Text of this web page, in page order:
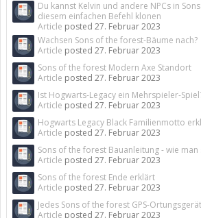
Du kannst Kelvin und andere NPCs in
diesem einfachen Befehl klonen
Article posted 27. Februar 2023
Wachsen Sons of the forest-Bäume nach?
Article posted 27. Februar 2023
Sons of the forest Modern Axe Standort
Article posted 27. Februar 2023
Ist Hogwarts-Legacy ein Mehrspieler-
Article posted 27. Februar 2023
Hogwarts Legacy Black Familienmotto
Article posted 27. Februar 2023
Sons of the forest Bauanleitung - wie
Article posted 27. Februar 2023
Sons of the forest Ende erklärt
Article posted 27. Februar 2023
Jedes Sons of the forest GPS-
Article posted 27. Februar 2023